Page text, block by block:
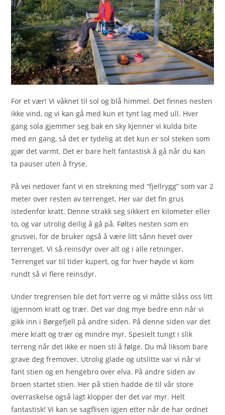
For et vær! Vi våknet til sol og blå himmel. Det finnes nesten
ikke vind, og vi kan gå med kun et tynt lag med ull. Hver
gang sola gjemmer seg bak en sky kjenner vi kulda bite
med en gang, så det er tydelig at det kun er sol steken som
gjør det varmt. Det er bare helt fantastisk å gå når du kan
ta pauser uten å fryse.
På vei nedover fant vi en strekning med “fjellrygg” som var 2
meter over resten av terrenget. Her var det fin grus
istedenfor kratt. Denne strakk seg sikkert en kilometer eller
to, og var utrolig deilig å gå på. Føltes nesten som en
grusvei, for de bruker også å være litt sånn hevet over
terrenget. Vi så reinsdyr over alt og i alle retninger.
Terrenget var til tider kupert, og for hver høyde vi kom
rundt så vi flere reinsdyr.
Under tregrensen ble det fort verre og vi måtte slåss oss litt
igjennom kratt og trær. Det var dog mye bedre enn når vi
gikk inn i Børgefjell på andre siden. På denne siden var det
mere kratt og trær og mindre myr. Spesielt tungt i slik
terreng når det ikke er noen sti å følge. Du må liksom bare
grave deg fremover. Utrolig glade og utslitte var vi når vi
fant stien og en hengebro over elva. På andre siden av
broen startet stien. Her på stien hadde de til vår store
overraskelse også lagt klopper der det var myr. Helt
fantastisk! Vi kan se sagflisen igjen etter når de har ordnet